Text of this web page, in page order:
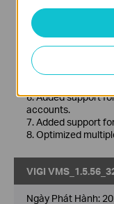
New Features&
1. Optimized
2. Added support
3. Optimized
4. Optimized
5. Added support
6. Added support
accounts.
7. Added support
8. Optimized
VIGI
Ngày Phát Hành: